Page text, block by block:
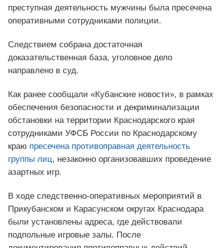
преступная деятельность мужчины была пресечена
оперативными сотрудниками полиции.
Следствием собрана достаточная
доказательственная база, уголовное дело
направлено в суд.
Как ранее сообщали «Кубанские новости», в рамках
обеспечения безопасности и декриминализации
обстановки на территории Краснодарского края
сотрудниками УФСБ России по Краснодарскому
краю пресечена противоправная деятельность
группы лиц, незаконно организовавших проведение
азартных игр.
В ходе следственно-оперативных мероприятий в
Прикубанском и Карасунском округах Краснодара
были установлены адреса, где действовали
подпольные игровые залы. После